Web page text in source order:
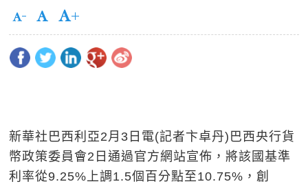
新華社巴西利亞2月3日電(記者卞卓丹)巴西央行貨
幣政策委員會2日通過官方網站宣佈，將該國基準
利率從9.25%上調1.5個百分點至10.75%，創